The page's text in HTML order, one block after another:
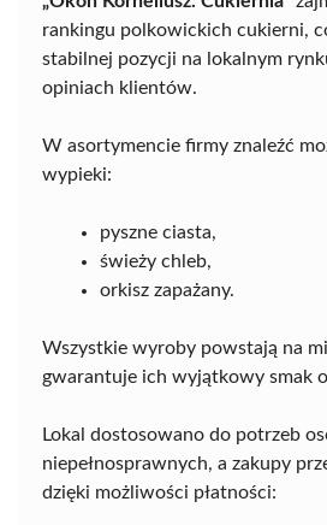
rankingu polkowickich cukierni,
stabilnej pozycji na lokalnym
opiniach klientów.
W asortymencie firmy znaleźć
wypieki:
pyszne ciasta,
świeży chleb,
orkisz zapażany.
Wszystkie wyroby powstają na
gwarantuje ich wyjątkowy smak
Lokal dostosowano do potrzeb
niepełnosprawnych, a zakupy
dzięki możliwości płatności: